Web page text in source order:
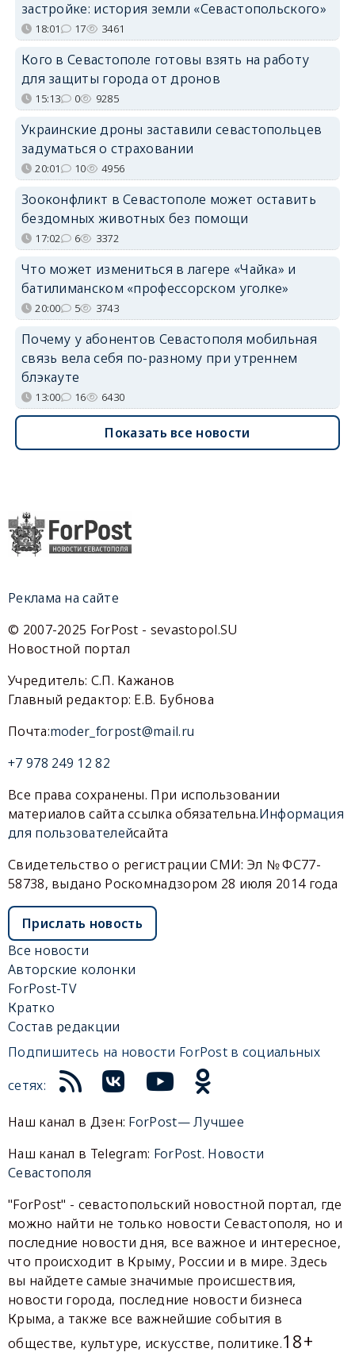
застройке: история земли «Севастопольского»
18:01 17 3461
Кого в Севастополе готовы взять на работу
для защиты города от дронов
15:13 0 9285
Украинские дроны заставили севастопольцев
задуматься о страховании
20:01 10 4956
Зооконфликт в Севастополе может оставить
бездомных животных без помощи
17:02 6 3372
Что может измениться в лагере «Чайка» и
батилиманском «профессорском уголке»
20:00 5 3743
Почему у абонентов Севастополя мобильная
связь вела себя по-разному при утреннем
блэкауте
13:00 16 6430
Показать все новости
Реклама на сайте
© 2007-2025 ForPost - sevastopol.SU
Новостной портал
Учредитель: С.П. Кажанов
Главный редактор: Е.В. Бубнова
Почта:moder_forpost@mail.ru
+7 978 249 12 82
Все права сохранены. При использовании
материалов сайта ссылка обязательна.Информация
для пользователейсайта
Свидетельство о регистрации СМИ: Эл № ФС77-
58738, выдано Роскомнадзором 28 июля 2014 года
Прислать новость
Все новости
Авторские колонки
ForPost-TV
Кратко
Состав редакции
Подпишитесь на новости ForPost в социальных
сетях:
Наш канал в Дзен: ForPost— Лучшее
Наш канал в Telegram: ForPost. Новости
Севастополя
"ForPost" - севастопольский новостной портал, где
можно найти не только новости Севастополя, но и
последние новости дня, все важное и интересное,
что происходит в Крыму, России и в мире. Здесь
вы найдете самые значимые происшествия,
новости города, последние новости бизнеса
Крыма, а также все важнейшие события в
обществе, культуре, искусстве, политике.18+